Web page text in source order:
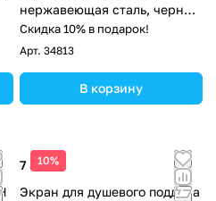
нержавеющая сталь, черный
матовый
Скидка 10% в подарок!
Арт. 34813
В корзину
10%
7 873 ₽
Экран для душевого поддона